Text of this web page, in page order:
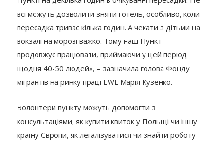
всі можуть дозволити зняти готель, особливо, коли
пересадка триває кілька годин. А чекати з дітьми на
вокзалі на морозі важко. Тому наш Пункт
продовжує працювати, приймаючи у цей період
щодня 40-50 людей», – зазначила голова Фонду
мігрантів на ринку праці EWL Марія Кузенко.
Волонтери пункту можуть допомогти з
консультаціями, як купити квиток у Польщі чи іншу
країну Європи, як легалізуватися чи знайти роботу